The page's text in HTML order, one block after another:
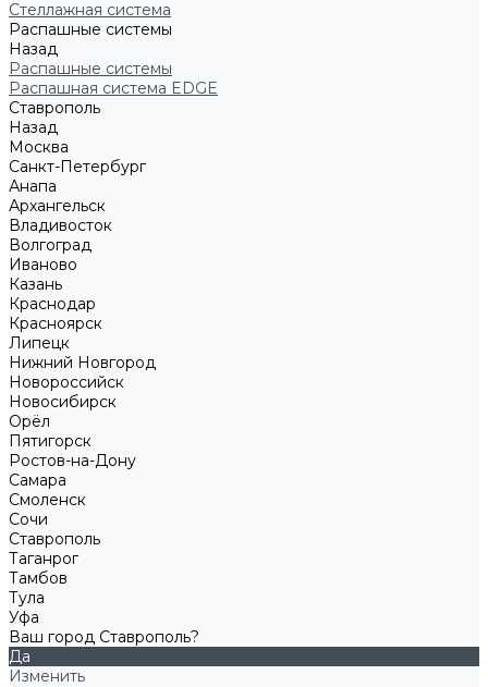
Стеллажная система
Распашные системы
Назад
Распашные системы
Распашная система EDGE
Ставрополь
Назад
Москва
Санкт-Петербург
Анапа
Архангельск
Владивосток
Волгоград
Иваново
Казань
Краснодар
Красноярск
Липецк
Нижний Новгород
Новороссийск
Новосибирск
Орёл
Пятигорск
Ростов-на-Дону
Самара
Смоленск
Сочи
Ставрополь
Таганрог
Тамбов
Тула
Уфа
Ваш город Ставрополь?
Да
Изменить